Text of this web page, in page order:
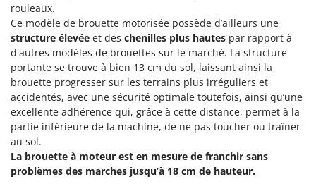
Resto Italia
Ribimex
Ripartrak
Ritter
River Systems
Robomow
Rossofuoco
Rover Pompe
rouleaux.
Ce modèle de brouette motorisée possède d’ailleurs une
structure élevée et des chenilles plus hautes par rapport à
d'autres modèles de brouettes sur le marché. La structure
portante se trouve à bien 13 cm du sol, laissant ainsi la
brouette progresser sur les terrains plus irréguliers et
accidentés, avec une sécurité optimale toutefois, ainsi qu’une
excellente adhérence qui, grâce à cette distance, permet à la
partie inférieure de la machine, de ne pas toucher ou traîner
au sol.
La brouette à moteur est en mesure de franchir sans
problèmes des marches jusqu’à 18 cm de hauteur.